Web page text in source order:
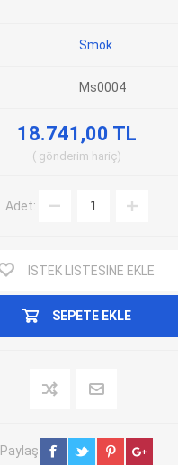
Smok
Ms0004
18.741,00 TL
gönderim hariç
Adet:
İSTEK LISTESINE EKLE
SEPETE EKLE
Paylaş